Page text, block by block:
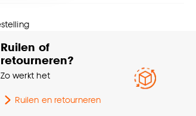
1 Stk
Trapgeschikt
Ruilen of
retourneren?
Zo werkt het
Ruilen en retourneren